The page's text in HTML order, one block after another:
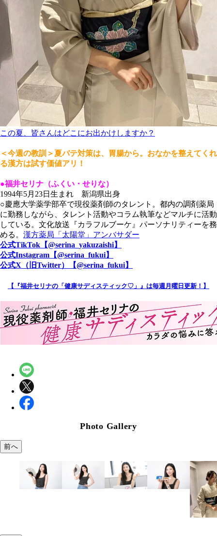
この夏、皆さんはどこにお出かけしますか？
＜今週の教訓＞夏バテ対策は、胃腸から。おなかを整えてくれ
る漢方は試す価値アリ！
●福井セリナ（ふくい・せりな）
1994年5月23日生まれ 新潟県出身
○慶應大学薬学部卒で現役薬剤師のタレント。都内の調剤薬局
に勤務しながら、タレント活動やコラム執筆などマルチに活動
している。文化放送『カラフルブーケ』パーソナリティーを務
める。 漢方薬局「太陽堂」アンバサダー
公式TikTok【@serina_yakuzaishi】
公式Instagram【@serina_fukui】
公式X（旧Twitter）【@serina_fukui】
【『福井セリナの「健康サディスティック♡」』は毎週月曜日更新！】
Photo Gallery
前へ